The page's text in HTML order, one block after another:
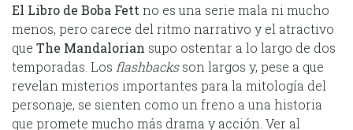
El Libro de Boba Fett no es una serie mala ni mucho
menos, pero carece del ritmo narrativo y el atractivo
que The Mandalorian supo ostentar a lo largo de dos
temporadas. Los flashbacksson largos y, pese a que
revelan misterios importantes para la mitología del
personaje, se sienten como un freno a una historia
que promete mucho más drama y acción. Ver al